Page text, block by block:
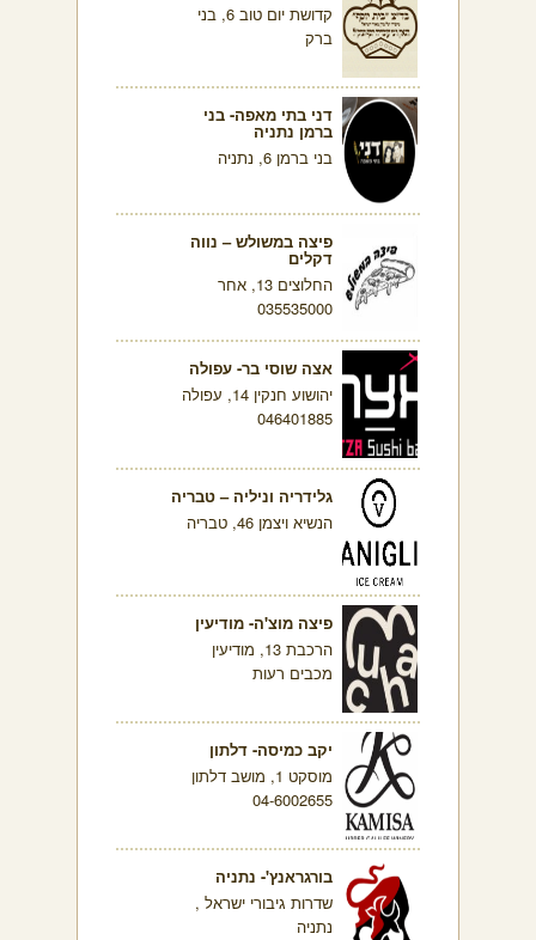
קדושת יום טוב 6, בני
ברק
דני בתי מאפה- בני
ברמן נתניה
בני ברמן 6, נתניה
פיצה במשולש – נווה
דקלים
החלוצים 13, אחר
035535000
אצה שוסי בר- עפולה
יהושוע חנקין 14, עפולה
046401885
גלידריה וניליה – טבריה
הנשיא ויצמן 46, טבריה
פיצה מוצ'ה- מודיעין
הרכבת 13, מודיעין
מכבים רעות
יקב כמיסה- דלתון
מוסקט 1, מושב דלתון
04-6002655
בורגראנץ'- נתניה
שדרות גיבורי ישראל ,
נתניה